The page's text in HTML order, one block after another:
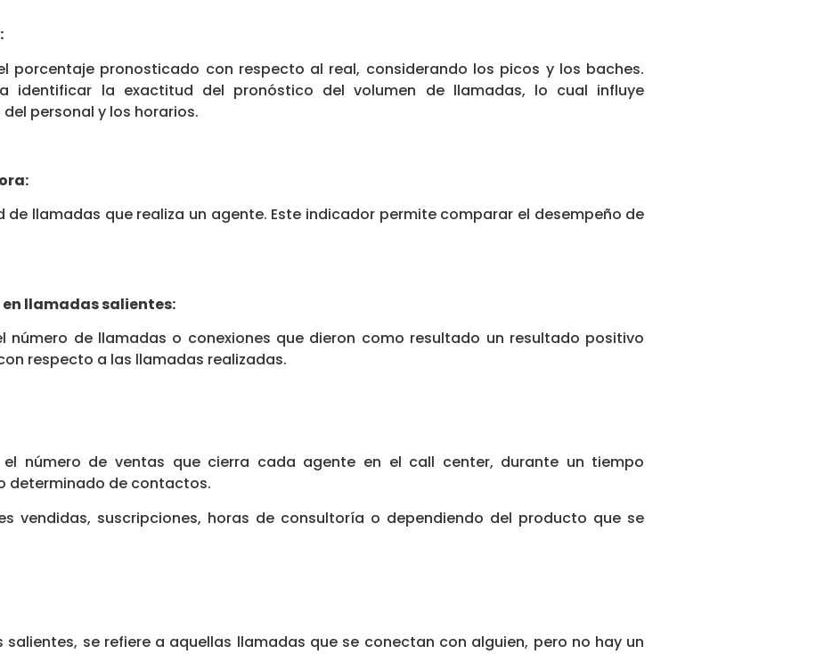
porcentaje pronosticado con respecto al real, considerando los picos y los baches.
identificar la exactitud del pronóstico del volumen de llamadas, lo cual influye
personal y los horarios.
llamadas que realiza un agente. Este indicador permite comparar el desempeño de
llamadas salientes:
número de llamadas o conexiones que dieron como resultado un resultado positivo
respecto a las llamadas realizadas.
el número de ventas que cierra cada agente en el call center, durante un tiempo
determinado de contactos.
vendidas, suscripciones, horas de consultoría o dependiendo del producto que se
salientes, se refiere a aquellas llamadas que se conectan con alguien, pero no hay un